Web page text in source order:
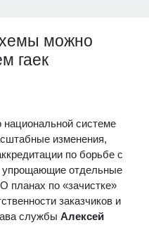
можно
гаек
системе
изменения,
по борьбе с
упрощающие отдельные
планах по «зачистке»
заказчиков и
службы Алексей